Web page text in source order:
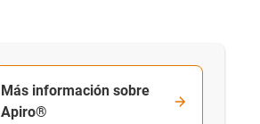
Más información sobre
Apiro®